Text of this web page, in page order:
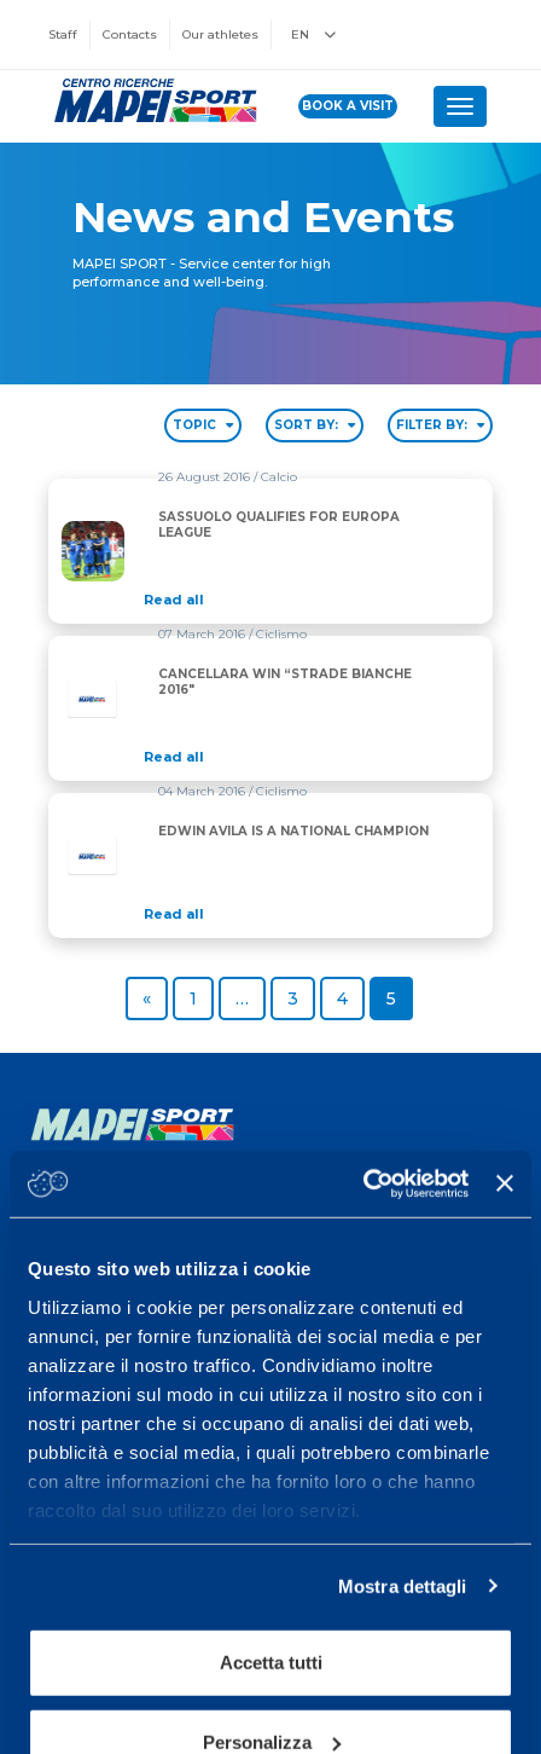
Questo sito web utilizza i cookie
Utilizziamo i cookie per personalizzare contenuti ed
annunci, per fornire funzionalità dei social media e per
analizzare il nostro traffico. Condividiamo inoltre
informazioni sul modo in cui utilizza il nostro sito con i
nostri partner che si occupano di analisi dei dati web,
pubblicità e social media, i quali potrebbero combinarle
con altre informazioni che ha fornito loro o che hanno
raccolto dal suo utilizzo dei loro servizi.
Mostra dettagli
Accetta tutti
Personalizza
Staff Contacts Our athletes EN
BOOK A VISIT Toggle
News and Events
MAPEI SPORT - Service center for high
performance and well-being.
TOPIC SORT BY: FILTER BY:
SASSUOLO QUALIFIES FOR EUROPA LEAGUE
26 August 2016/ Calcio
SASSUOLO QUALIFIES FOR EUROPA
LEAGUE
Read all
07 March 2016/ Ciclismo
CANCELLARA WIN “STRADE BIANCHE
2016″
Read all
04 March 2016/ Ciclismo
EDWIN AVILA IS A NATIONAL CHAMPION
Read all
«Previous page
Page
1 … Page
3 Page
4 Page
5
Sport Service Mapei S.r.l. - Via Busto Fagnano 38,
To book a visit or for further information call +39
0331 575757, Monday to Friday 9.30-12.30 and
14.30-17.30.
RECEPTION OPENING HOURS
From Monday to Friday
08.30 - 18.30
performance and well-
being.
More informations